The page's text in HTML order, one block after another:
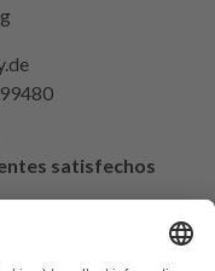
satisfechos